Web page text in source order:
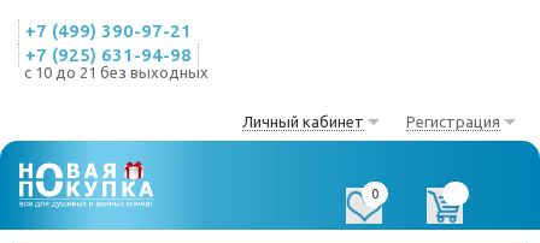
+7 (499) 390-97-21
+7 (925) 631-94-98
с 10 до 21 без выходных
Личный кабинет Регистрация
0